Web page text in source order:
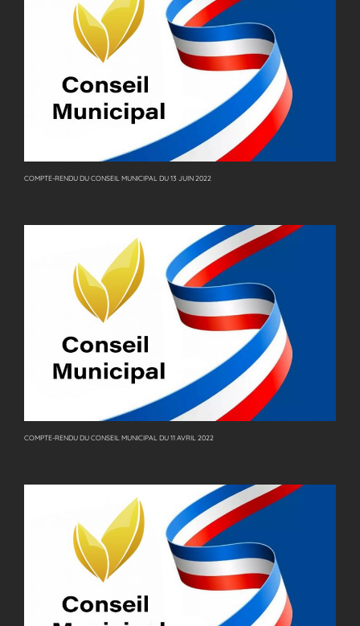
COMPTE-RENDU DU CONSEIL MUNICIPAL DU 13 JUIN 2022
COMPTE-RENDU DU CONSEIL MUNICIPAL DU 11 AVRIL 2022